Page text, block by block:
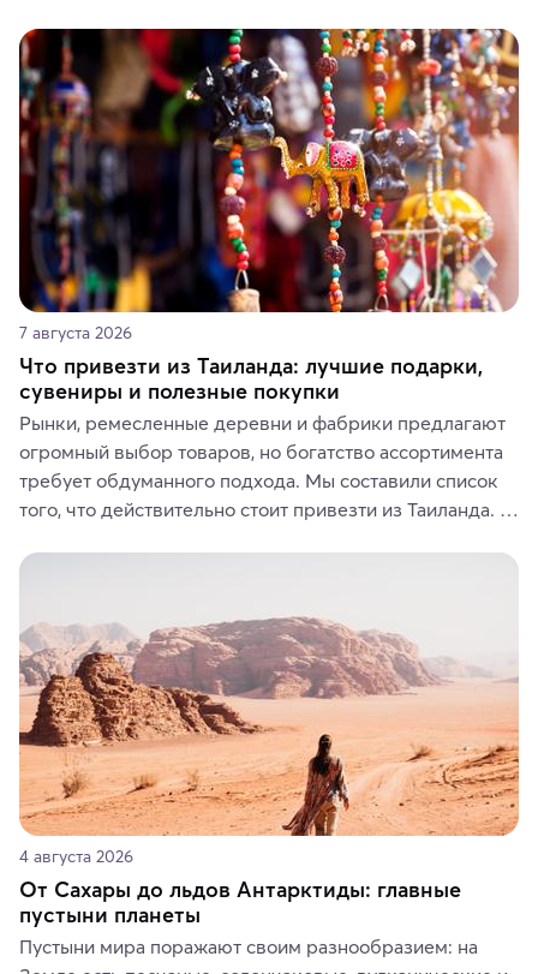
7 августа 2026
Что привезти из Таиланда: лучшие подарки,
сувениры и полезные покупки
Рынки, ремесленные деревни и фабрики предлагают
огромный выбор товаров, но богатство ассортимента
требует обдуманного подхода. Мы составили список
того, что действительно стоит привезти из Таиланда.
средства, одежду, украшения, предметы интерьера
где их купить.
4 августа 2026
От Сахары до льдов Антарктиды: главные
пустыни планеты
Пустыни мира поражают своим разнообразием: на